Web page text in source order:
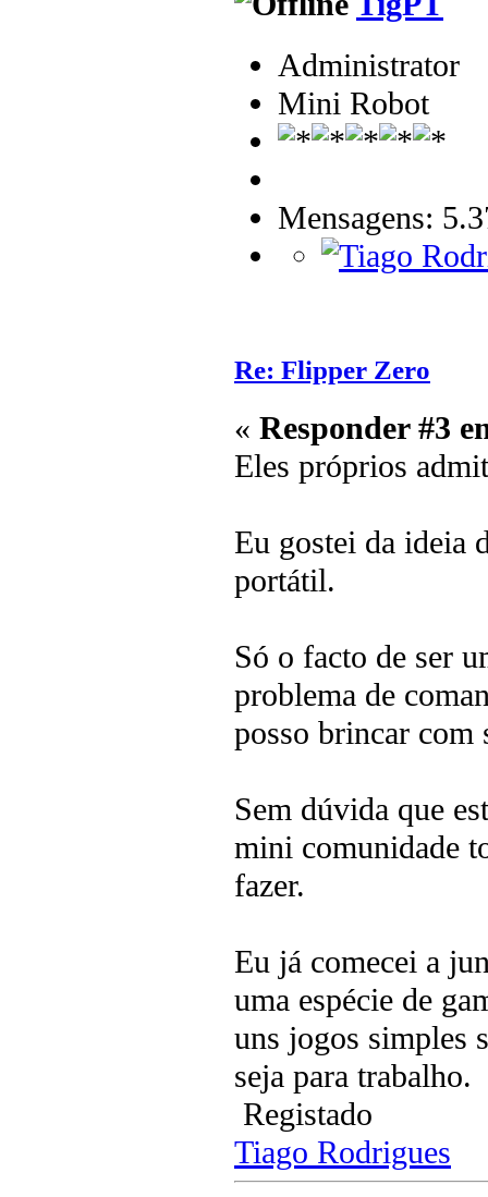
Administrator
Mini Robot
Mensagens:
Re: Flipper Zero
« Responder #3
Eles próprios
Eu gostei da ideia
portátil.
Só o facto de ser
problema de
posso brincar com
Sem dúvida que
mini comunidade
fazer.
Eu já comecei a
uma espécie de
uns jogos simples
seja para trabalho.
Registado
Tiago Rodrigues